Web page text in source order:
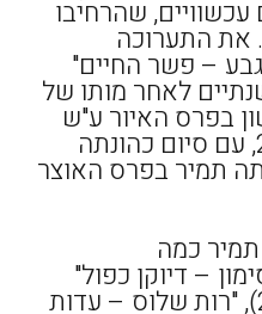
שהרחיבו
את התערוכה
– פשר החיים"
לאחר מותו של
בפרס האיור ע"ש
נחום גוטמן. בשנת 2010, עם סיום כהונתה
תמיר בפרס האוצר
כמה
– דיוקן כפול"
(מוזיאון תל אביב, 2001), "רות שלוס – עדות